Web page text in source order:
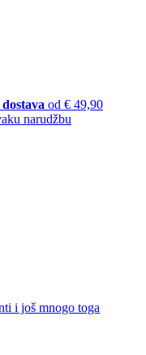
od € 49,90
narudžbu
i još mnogo toga